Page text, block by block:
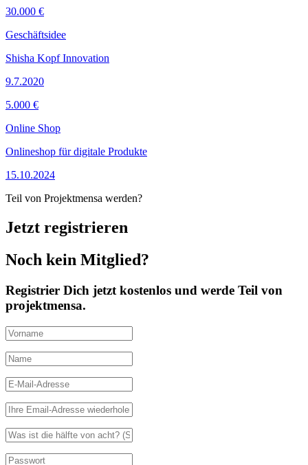
30.000 €
Geschäftsidee
Shisha Kopf Innovation
9.7.2020
5.000 €
Online Shop
Onlineshop für digitale Produkte
15.10.2024
Teil von Projektmensa werden?
Jetzt registrieren
Noch kein Mitglied?
Registrier Dich jetzt kostenlos und werde Teil von
projektmensa.